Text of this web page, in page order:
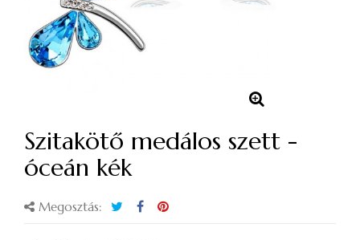
Szitakötő medálos szett -
óceán kék
Megosztás: